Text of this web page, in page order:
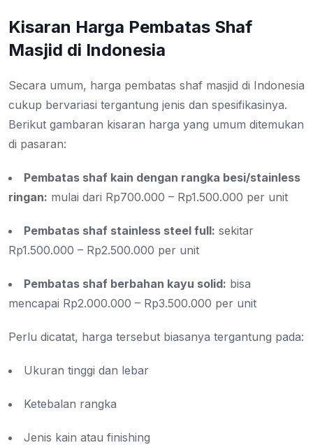
Kisaran Harga Pembatas Shaf
Masjid di Indonesia
Secara umum, harga pembatas shaf masjid di Indonesia
cukup bervariasi tergantung jenis dan spesifikasinya.
Berikut gambaran kisaran harga yang umum ditemukan
di pasaran:
Pembatas shaf kain dengan rangka besi/stainless
ringan: mulai dari Rp700.000 – Rp1.500.000 per unit
Pembatas shaf stainless steel full: sekitar
Rp1.500.000 – Rp2.500.000 per unit
Pembatas shaf berbahan kayu solid: bisa
mencapai Rp2.000.000 – Rp3.500.000 per unit
Perlu dicatat, harga tersebut biasanya tergantung pada:
Ukuran tinggi dan lebar
Ketebalan rangka
Jenis kain atau finishing